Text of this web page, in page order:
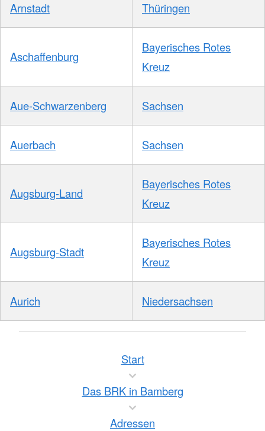
Arnstadt Thüringen
Aschaffenburg
Bayerisches Rotes
Kreuz
Aue-Schwarzenberg Sachsen
Auerbach Sachsen
Augsburg-Land
Bayerisches Rotes
Kreuz
Augsburg-Stadt
Bayerisches Rotes
Kreuz
Aurich Niedersachsen
Start
Das BRK in Bamberg
Adressen